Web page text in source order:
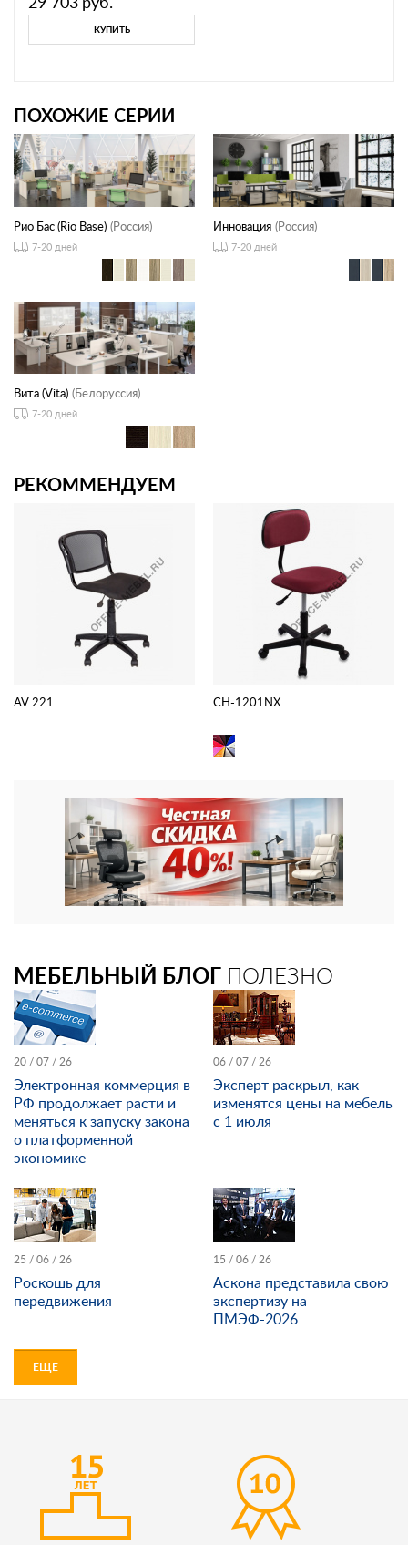
КУПИТЬ
ПОХОЖИЕ СЕРИИ
Рио Бас (Rio Base) (Россия)
7-20 дней
Инновация (Россия)
7-20 дней
Вита (Vita) (Белоруссия)
7-20 дней
РЕКОММЕНДУЕМ
AV 221 CH-1201NX
МЕБЕЛЬНЫЙ БЛОГ ПОЛЕЗНО
20 / 07 / 26
Электронная коммерция в
РФ продолжает расти и
меняться к запуску закона
о платформенной
экономике
06 / 07 / 26
Эксперт раскрыл, как
изменятся цены на мебель
с 1 июля
25 / 06 / 26
Роскошь для
передвижения
15 / 06 / 26
Аскона представила свою
экспертизу на
ПМЭФ-2026
ЕЩЕ